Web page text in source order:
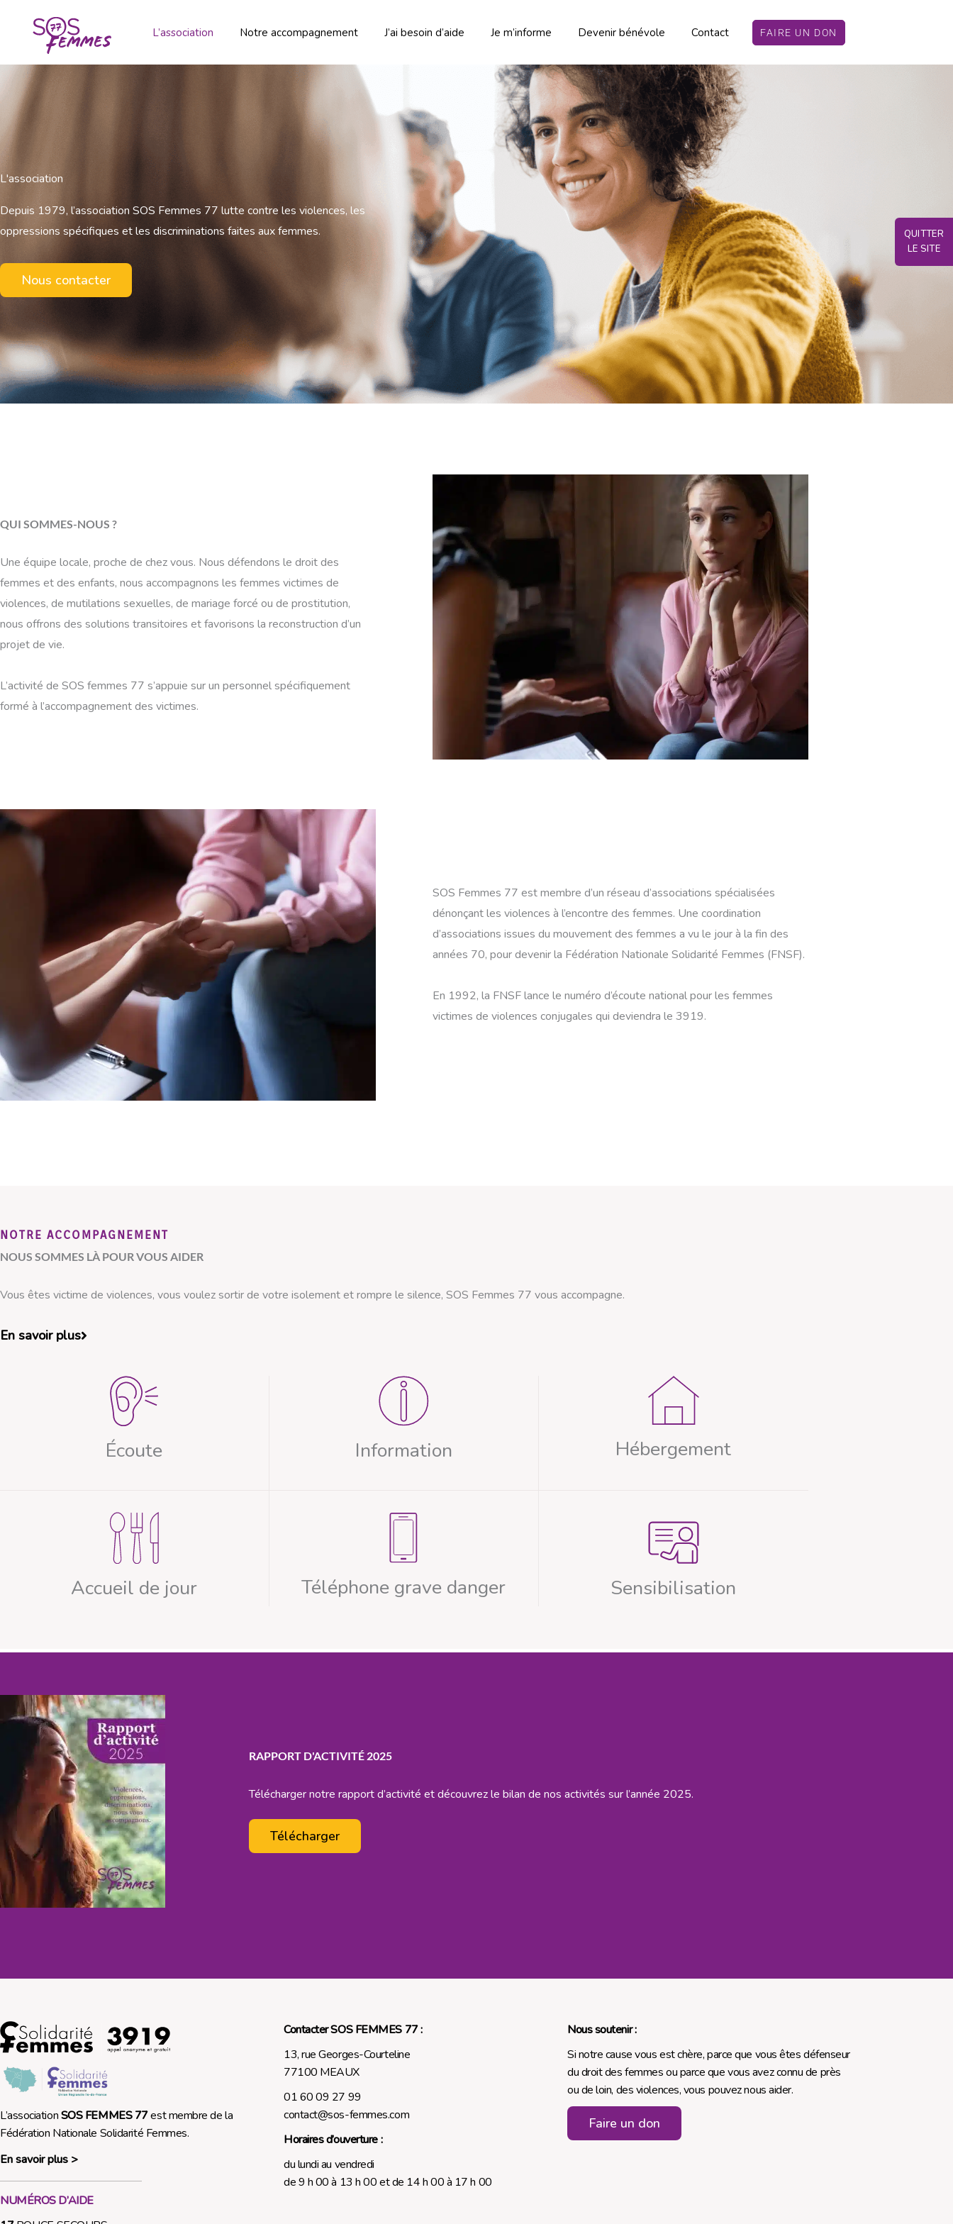
L’association Notre accompagnement J’ai besoin d’aide Je m’informe Devenir bénévole Contact FAIRE UN DON
L'association
Depuis 1979, l’association SOS Femmes 77 lutte contre les violences, les
oppressions spécifiques et les discriminations faites aux femmes.
Nous contacter
QUI SOMMES-NOUS ?
Une équipe locale, proche de chez vous. Nous défendons le droit des
femmes et des enfants, nous accompagnons les femmes victimes de
violences, de mutilations sexuelles, de mariage forcé ou de prostitution,
nous offrons des solutions transitoires et favorisons la reconstruction d’un
projet de vie.
L’activité de SOS femmes 77 s’appuie sur un personnel spécifiquement
formé à l’accompagnement des victimes.
SOS Femmes 77 est membre d’un réseau d’associations spécialisées
dénonçant les violences à l’encontre des femmes. Une coordination
d’associations issues du mouvement des femmes a vu le jour à la fin des
années 70, pour devenir la Fédération Nationale Solidarité Femmes (FNSF).
En 1992, la FNSF lance le numéro d’écoute national pour les femmes
victimes de violences conjugales qui deviendra le 3919.
QUITTER
LE SITE
NOTRE ACCOMPAGNEMENT
NOUS SOMMES LÀ POUR VOUS AIDER
Vous êtes victime de violences, vous voulez sortir de votre isolement et rompre le silence, SOS Femmes 77 vous accompagne.
En savoir plus
Écoute Information Hébergement
Accueil de jour Téléphone grave danger Sensibilisation
RAPPORT D'ACTIVITÉ 2025
Télécharger notre rapport d’activité et découvrez le bilan de nos activités sur l’année 2025.
Télécharger
L’associationSOS FEMMES 77est membre de la
Fédération Nationale Solidarité Femmes.
En savoir plus >
NUMÉROS D’AIDE
Contacter SOS FEMMES 77 :
13, rue Georges-Courteline
77100 MEAUX
01 60 09 27 99
contact@sos-femmes.com
Horaires d’ouverture :
du lundi au vendredi
de 9 h 00 à 13 h 00 et de 14 h 00 à 17 h 00
Nous soutenir :
Si notre cause vous est chère, parce que vous êtes défenseur
du droit des femmes ou parce que vous avez connu de près
ou de loin, des violences, vous pouvez nous aider.
Faire un don